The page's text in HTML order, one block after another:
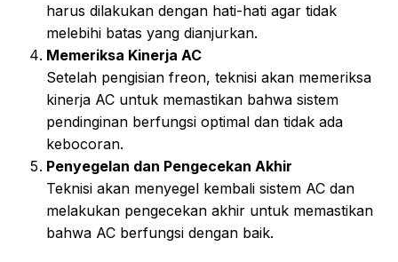
harus dilakukan dengan hati-hati agar tidak
melebihi batas yang dianjurkan.
Memeriksa Kinerja AC
Setelah pengisian freon, teknisi akan memeriksa
kinerja AC untuk memastikan bahwa sistem
pendinginan berfungsi optimal dan tidak ada
kebocoran.
Penyegelan dan Pengecekan Akhir
Teknisi akan menyegel kembali sistem AC dan
melakukan pengecekan akhir untuk memastikan
bahwa AC berfungsi dengan baik.